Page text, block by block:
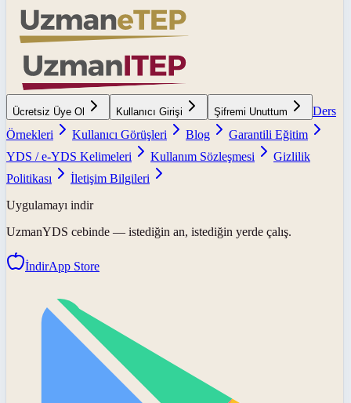
Ücretsiz Üye Ol Kullanıcı Girişi Şifremi Unuttum
Ders
Örnekleri
Kullanıcı Görüşleri Blog
Garantili Eğitim
YDS / e-YDS Kelimeleri
Kullanım Sözleşmesi
Gizlilik
Politikası
İletişim Bilgileri
Uygulamayı indir
UzmanYDS cebinde — istediğin an, istediğin yerde çalış.
İndirApp Store